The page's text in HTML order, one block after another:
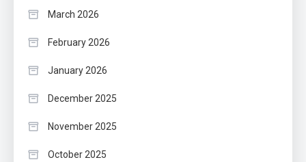
March 2026
February 2026
January 2026
December 2025
November 2025
October 2025